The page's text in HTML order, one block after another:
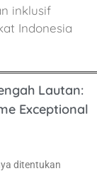
inklusif
Indonesia
Lautan:
Exceptional
ditentukan